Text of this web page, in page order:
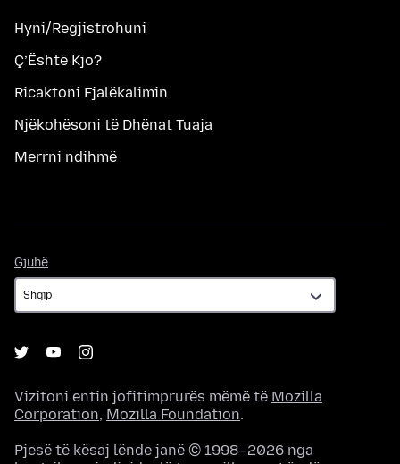
Hyni/Regjistrohuni
Ç’Është Kjo?
Ricaktoni Fjalëkalimin
Njëkohësoni të Dhënat Tuaja
Merrni ndihmë
Gjuhë
Vizitoni entin jofitimprurës mëmë të Mozilla
Corporation, Mozilla Foundation.
Pjesë të kësaj lënde janë © 1998–2026 nga